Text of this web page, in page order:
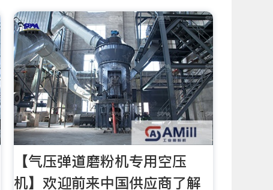
【气压弹道磨粉机专用空压
机】欢迎前来中国供应商了解